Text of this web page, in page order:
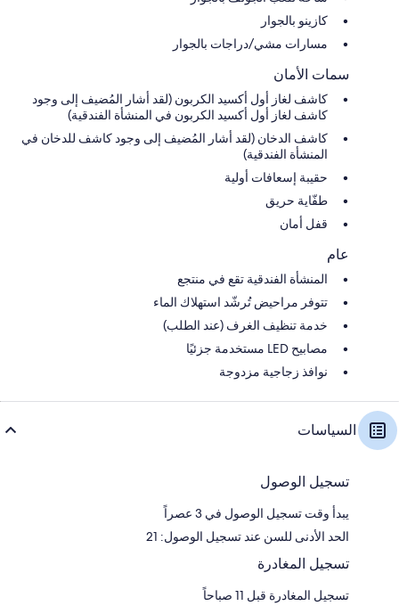
كازينو بالجوار
مسارات مشي/دراجات بالجوار
سمات الأمان
كاشف لغاز أول أكسيد الكربون (لقد أشار المُضيف إلى وجود
كاشف لغاز أول أكسيد الكربون في المنشأة الفندقية)
كاشف الدخان (لقد أشار المُضيف إلى وجود كاشف للدخان في
المنشأة الفندقية)
حقيبة إسعافات أولية
طفّاية حريق
قفل أمان
عام
المنشأة الفندقية تقع في منتجع
تتوفر مراحيض تُرشّد استهلاك الماء
خدمة تنظيف الغرف (عند الطلب)
مصابيح LED مستخدمة جزئيًا
نوافذ زجاجية مزدوجة
السياسات
تسجيل الوصول
يبدأ وقت تسجيل الوصول في 3 عصراً
الحد الأدنى للسن عند تسجيل الوصول: 21
تسجيل المغادرة
تسجيل المغادرة قبل 11 صباحاً